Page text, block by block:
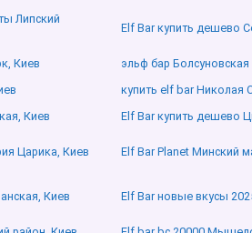
Липский
Elf Bar купить дешево
Киев
эльф бар Болсуновская
купить elf bar Николая
Киев
Elf Bar купить дешево
Царика, Киев Elf Bar Planet Минский
Киев Elf Bar новые вкусы